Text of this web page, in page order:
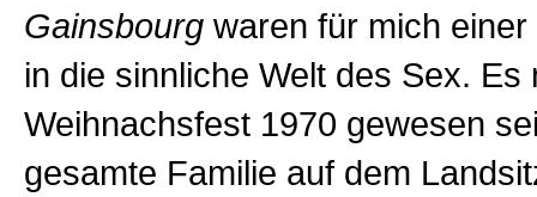
Gainsbourgwaren für mich einer
in die sinnliche Welt des Sex. Es
Weihnachsfest 1970 gewesen
gesamte Familie auf dem